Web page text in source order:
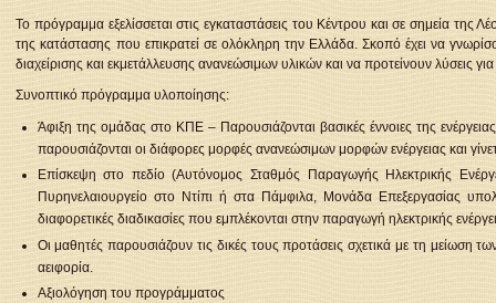
Το πρόγραμμα εξελίσσεται στις εγκαταστάσεις του Κέντρου και σε σημεία
της κατάστασης που επικρατεί σε ολόκληρη την Ελλάδα. Σκοπό έχει να
διαχείρισης και εκμετάλλευσης ανανεώσιμων υλικών και να προτείνουν λύσεις
Συνοπτικό πρόγραμμα υλοποίησης:
Άφιξη της ομάδας στο ΚΠΕ – Παρουσιάζονται βασικές έννοιες της
παρουσιάζονται οι διάφορες μορφές ανανεώσιμων μορφών ενέργειας και
Επίσκεψη στο πεδίο (Αυτόνομος Σταθμός Παραγωγής Ηλεκτρικής
Πυρηνελαιουργείο στο Ντίπι ή στα Πάμφιλα, Μονάδα Επεξεργασίας
διαφορετικές διαδικασίες που εμπλέκονται στην παραγωγή ηλεκτρικής
Οι μαθητές παρουσιάζουν τις δικές τους προτάσεις σχετικά με τη
αειφορία.
Αξιολόγηση του προγράμματος